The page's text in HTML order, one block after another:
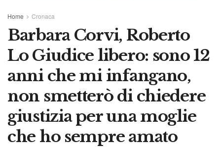
Home Cronaca
Barbara Corvi, Roberto
Lo Giudice libero: sono 12
anni che mi infangano,
non smetterò di chiedere
giustizia per una moglie
che ho sempre amato